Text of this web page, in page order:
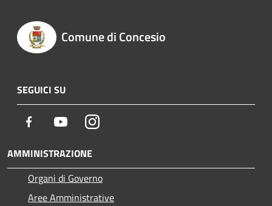
Comune di Concesio
SEGUICI SU
Facebook YoutubeInstagram
AMMINISTRAZIONE
Organi di Governo
Aree Amministrative